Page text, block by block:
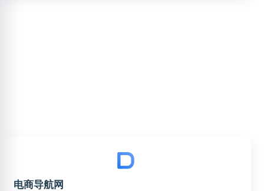
电商导航网